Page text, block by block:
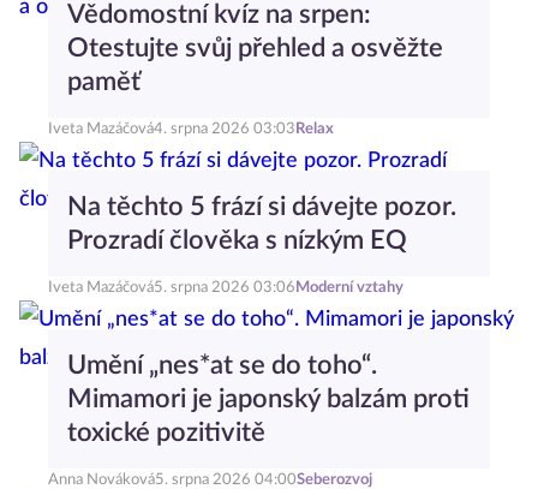
Vědomostní kvíz na srpen:
Otestujte svůj přehled a osvěžte
paměť
Iveta Mazáčová4. srpna 2026 03:03 Relax
Na těchto 5 frází si dávejte pozor.
Prozradí člověka s nízkým EQ
Iveta Mazáčová5. srpna 2026 03:06 Moderní vztahy
Umění „nes*at se do toho“.
Mimamori je japonský balzám proti
toxické pozitivitě
Anna Nováková5. srpna 2026 04:00Seberozvoj